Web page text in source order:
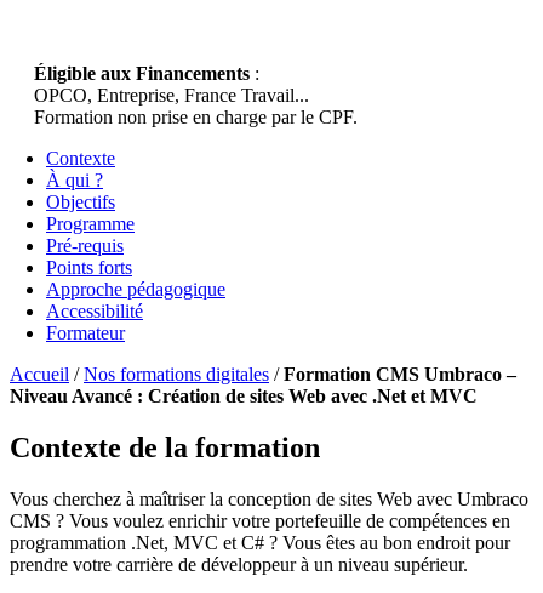
Éligible aux Financements :
OPCO, Entreprise, France Travail...
Formation non prise en charge par le CPF.
Contexte
À qui ?
Objectifs
Programme
Pré-requis
Points forts
Approche pédagogique
Accessibilité
Formateur
Accueil /Nos formations digitales /Formation CMS Umbraco –
Niveau Avancé : Création de sites Web avec .Net et MVC
Contexte de la formation
Vous cherchez à maîtriser la conception de sites Web avec Umbraco
CMS ? Vous voulez enrichir votre portefeuille de compétences en
programmation .Net, MVC et C# ? Vous êtes au bon endroit pour
prendre votre carrière de développeur à un niveau supérieur.